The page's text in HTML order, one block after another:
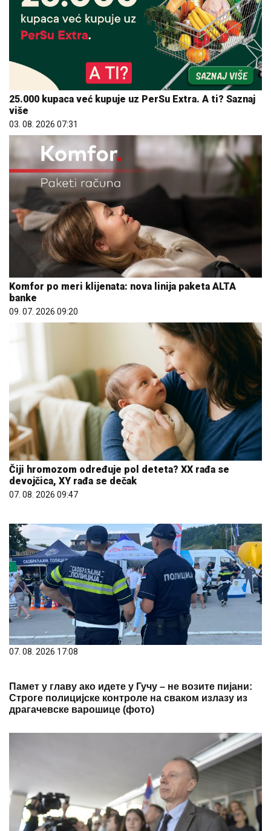
25.000 kupaca već kupuje uz PerSu Extra. A ti? Saznaj
više
03. 08. 2026 07:31
Komfor po meri klijenata: nova linija paketa ALTA
banke
09. 07. 2026 09:20
Čiji hromozom određuje pol deteta? XX rađa se
devojčica, XY rađa se dečak
07. 08. 2026 09:47
07. 08. 2026 17:08
Памет у главу ако идете у Гучу – не возите пијани:
Строге полицијске контроле на сваком излазу из
драгачевске варошице (фото)